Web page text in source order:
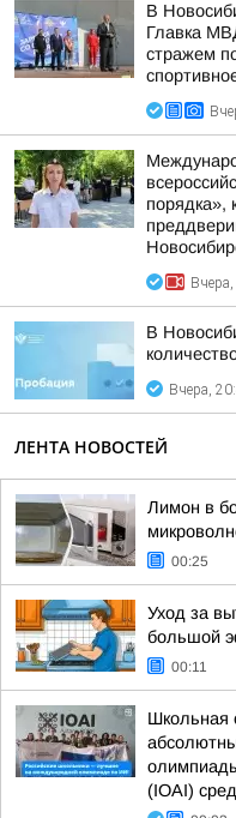
В
Главка
стражем
порядка»,
В
Вчера,
ЛЕНТА НОВОСТЕЙ
Лимон в
00:25
Уход за
большой
00:11
Школьная
(IOAI)